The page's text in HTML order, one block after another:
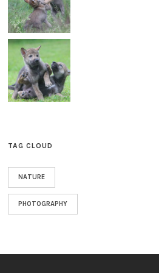
TAG CLOUD
NATURE
PHOTOGRAPHY